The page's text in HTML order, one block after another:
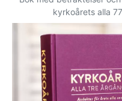
kyrkoårets alla